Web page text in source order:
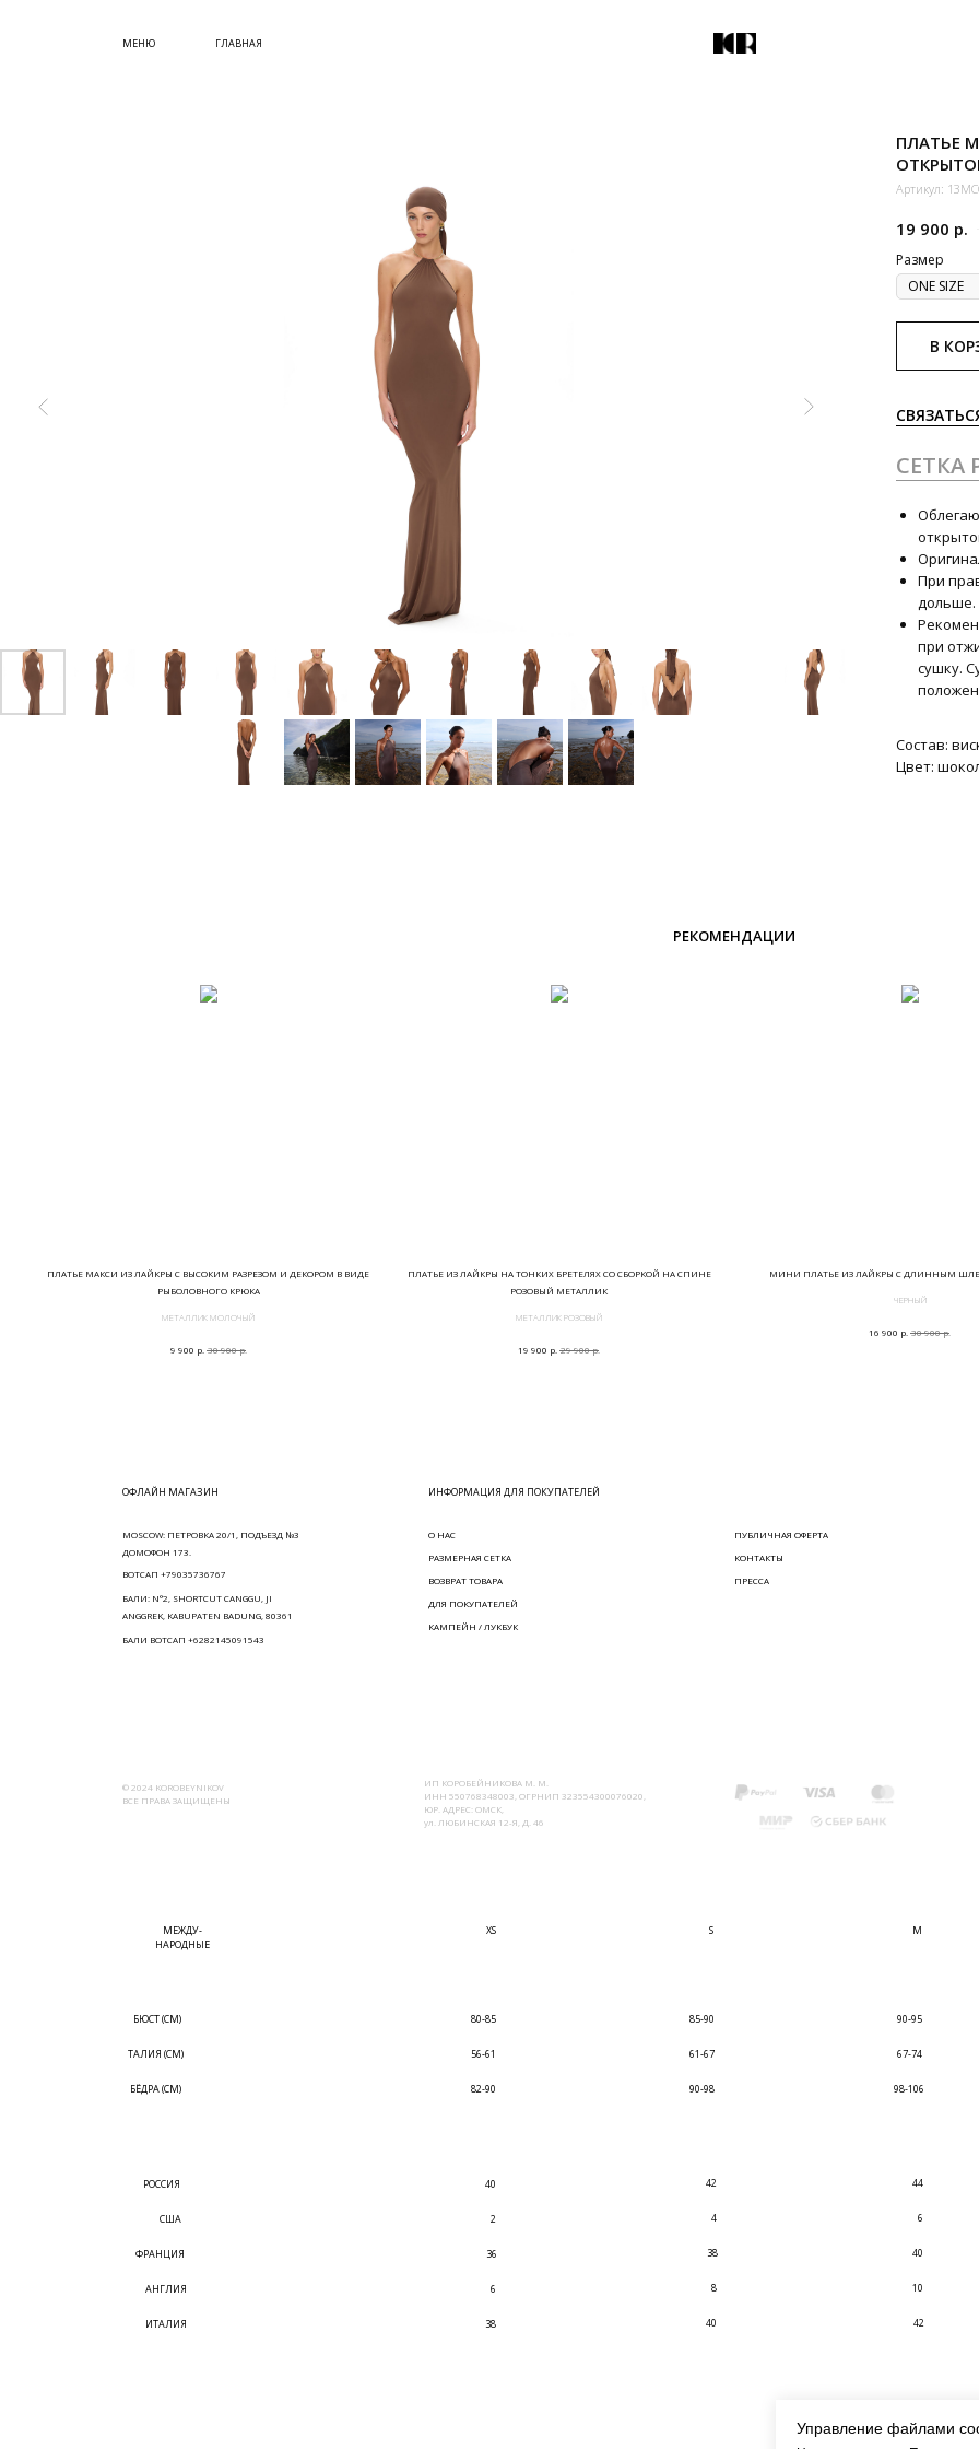
МЕНЮ ГЛАВНАЯ
ОБУВЬ
ПЛАТЬЕ
Артикул:
19 900 р.
Размер
В
СЕТКА
При
дольше.
при
сушку.
Состав:
Цвет:
РЕКОМЕНДАЦИИ
ПЛАТЬЕ МАКСИ ИЗ ЛАЙКРЫ С ВЫСОКИМ РАЗРЕЗОМ И ДЕКОРОМ В ВИДЕ
РЫБОЛОВНОГО КРЮКА
МЕТАЛЛИК МОЛОЧЫЙ
9 900 р. 30 900р.
ПЛАТЬЕ ИЗ ЛАЙКРЫ НА ТОНКИХ БРЕТЕЛЯХ СО СБОРКОЙ НА СПИНЕ
РОЗОВЫЙ МЕТАЛЛИК
МЕТАЛЛИК РОЗОВЫЙ
19 900 р. 29 900р.
МИНИ ПЛАТЬЕ ИЗ ЛАЙКРЫ С ДЛИННЫМ
ЧЕРНЫЙ
16 900 р. 30 900р.
КОНТАКТЫ
ПРЕССА
ВОЗВРАТ ТОВАРА
ДЛЯ ПОКУПАТЕЛЕЙ
О НАС
© 2024 KOROBEYNIKOV
ВСЕ ПРАВА ЗАЩИЩЕНЫ
ИП КОРОБЕЙНИКОВА М. М.
ИНН 550768348003, ОГРНИП 323554300076020,
ЮР. АДРЕС: ОМСК,
ул. ЛЮБИНСКАЯ 12-Я, Д. 46
РАЗМЕРНАЯ СЕТКА
ОФЛАЙН МАГАЗИН ИНФОРМАЦИЯ ДЛЯ ПОКУПАТЕЛЕЙ
ПУБЛИЧНАЯ ОФЕРТА
КАМПЕЙН / ЛУКБУК
БАЛИ: N°2, SHORTCUT CANGGU, JI
ANGGREK, KABUPATEN BADUNG, 80361
MOSCOW: ПЕТРОВКА 20/1, ПОДЪЕЗД №3
ДОМОФОН 173.
БАЛИ ВОТСАП +6282145091543
ВОТСАП +79035736767
МЕЖДУ-
НАРОДНЫЕ
XS S M
БЮСТ (СМ)
ТАЛИЯ (СМ)
БЁДРА (СМ)
80-85
56-61
82-90
85-90
61-67
90-98
90-95
67-74
98-106
РОССИЯ
США
ФРАНЦИЯ
АНГЛИЯ
ИТАЛИЯ
40
2
36
6
38
42
4
38
8
40
44
6
40
10
42
Управление файлами